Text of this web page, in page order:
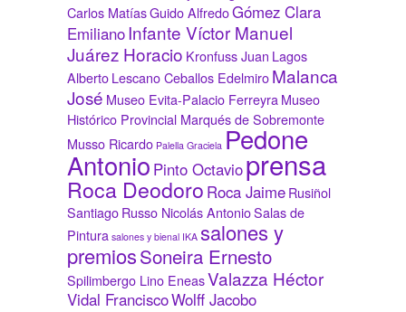
Carlos MatíasGuido AlfredoGómez Clara
EmilianoInfante Víctor Manuel
Juárez Horacio Kronfuss Juan Lagos
AlbertoLescano Ceballos EdelmiroMalanca
José Museo Evita-Palacio FerreyraMuseo
Histórico Provincial Marqués de Sobremonte
Musso Ricardo Palella Graciela Pedone
Antonio Pinto Octavioprensa
Roca Deodoro Roca JaimeRusiñol
SantiagoRusso Nicolás AntonioSalas de
Pintura salones y bienal IKA salones y
premiosSoneira Ernesto
Spilimbergo Lino EneasValazza Héctor
Vidal FranciscoWolff Jacobo